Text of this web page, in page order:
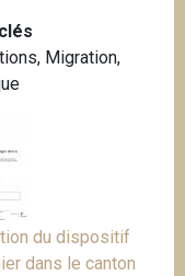
, Migration,
du dispositif
dans le canton